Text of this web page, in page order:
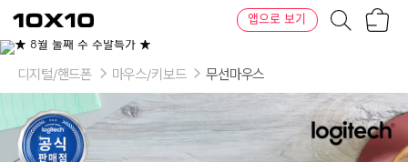
텐
바
텐
앱으로 보기
디지털/핸드폰 마우스/키보드 무선마우스